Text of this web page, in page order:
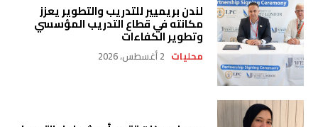
لندن بريميير للتدريب والتطوير يعزز
مكانته في قطاع التدريب المؤسسي
وتطوير الكفاءات
محليات 2 أغسطس، 2026